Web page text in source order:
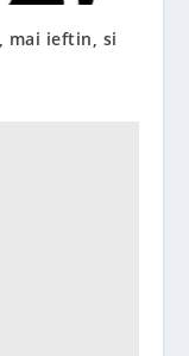
mai ieftin, si